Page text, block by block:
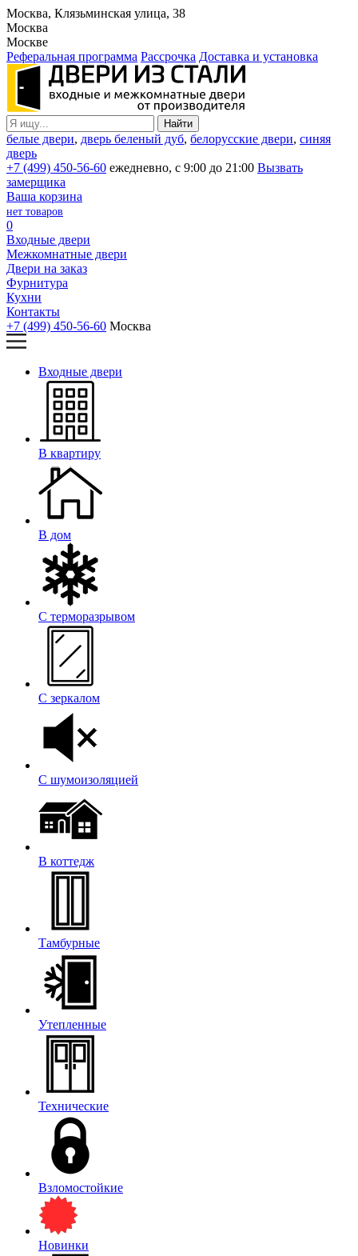
Москва, Клязьминская улица, 38
Москва
Москве
Реферальная программа Рассрочка Доставка и установка
белые двери, дверь беленый дуб, белорусские двери, синяя
дверь
+7 (499) 450-56-60 ежедневно, с 9:00 до 21:00 Вызвать
замерщика
Ваша корзина
нет товаров
0
Входные двери
Межкомнатные двери
Двери на заказ
Фурнитура
Кухни
Контакты
+7 (499) 450-56-60 Москва
Входные двери
В квартиру
В дом
С терморазрывом
С зеркалом
С шумоизоляцией
В коттедж
Тамбурные
Утепленные
Технические
Взломостойкие
Новинки